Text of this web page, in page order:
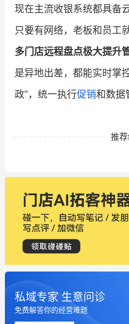
现在主流收银系统都具备
只要有网络，老板和员工
多门店远程盘点极大提升
是异地出差，都能实时掌
政”，统一执行促销和数据
推
私域专家 生意问诊
免费解答你的经营难题